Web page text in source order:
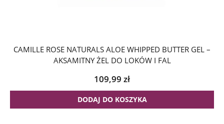
CAMILLE ROSE NATURALS ALOE WHIPPED BUTTER GEL –
AKSAMITNY ŻEL DO LOKÓW I FAL
109,99 zł
DODAJ DO KOSZYKA